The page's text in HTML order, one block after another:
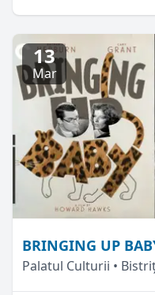
13
Mar
BRINGING UP
Palatul Culturii •